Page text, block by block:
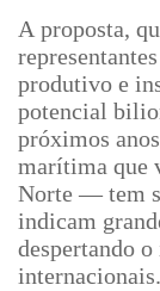
A proposta,
produtivo e
potencial
próximos
marítima que
Norte — tem
indicam
despertando o
internacionais.